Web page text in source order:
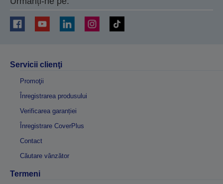
Servicii clienţi
Promoţii
Înregistrarea produsului
Verificarea garanției
Înregistrare CoverPlus
Contact
Căutare vânzător
Termeni